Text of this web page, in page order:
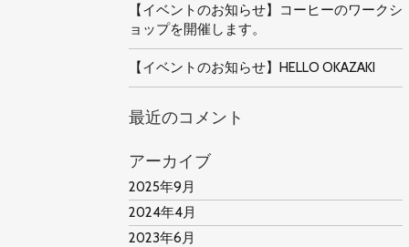
【イベントのお知らせ】コーヒーのワークシ
ョップを開催します。
【イベントのお知らせ】HELLO OKAZAKI
最近のコメント
アーカイブ
2025年9月
2024年4月
2023年6月